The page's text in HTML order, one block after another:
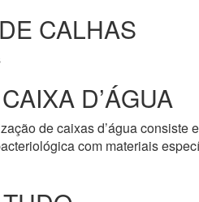
CALHAS
D’ÁGUA
de caixas d’água consiste
com materiais